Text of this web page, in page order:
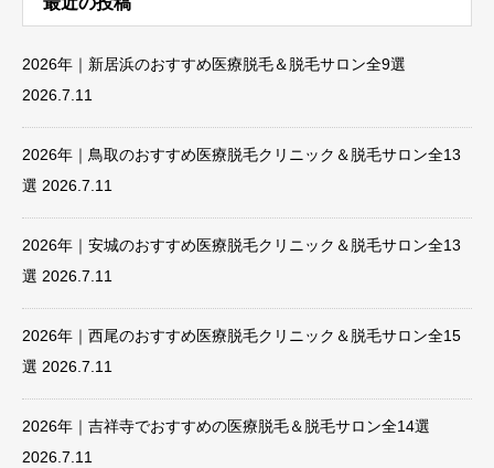
2026年｜新居浜のおすすめ医療脱毛＆脱毛サロン全9選
2026.7.11
2026年｜鳥取のおすすめ医療脱毛クリニック＆脱毛サロン全13
選 2026.7.11
2026年｜安城のおすすめ医療脱毛クリニック＆脱毛サロン全13
選 2026.7.11
2026年｜西尾のおすすめ医療脱毛クリニック＆脱毛サロン全15
選 2026.7.11
2026年｜吉祥寺でおすすめの医療脱毛＆脱毛サロン全14選
2026.7.11